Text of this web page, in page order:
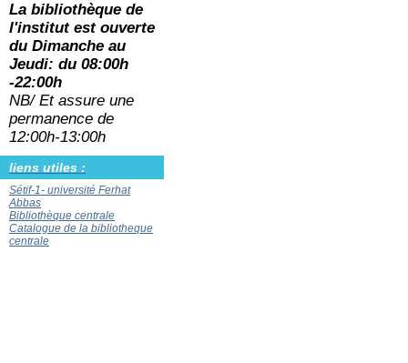
La bibliothèque de
l'institut est ouverte
du Dimanche au
Jeudi: du 08:00h
-22:00h
NB/ Et assure une
permanence de
12:00h-13:00h
liens utiles :
Sétif-1- université Ferhat
Abbas
Bibliothèque centrale
Catalogue de la bibliotheque
centrale